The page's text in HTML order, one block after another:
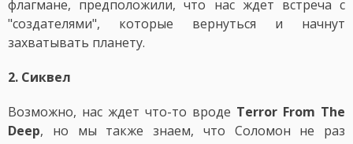
флагмане, предположили, что нас ждет встреча с
"создателями", которые вернуться и начнут
захватывать планету.
2. Сиквел
Возможно, нас ждет что-то вроде Terror From The
Deep, но мы также знаем, что Соломон не раз